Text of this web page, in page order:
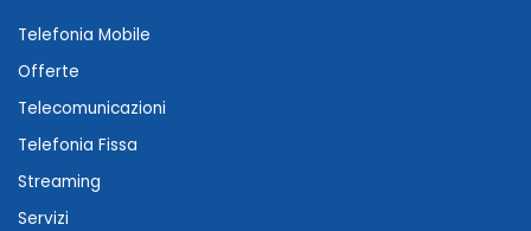
Telefonia Mobile
Offerte
Telecomunicazioni
Telefonia Fissa
Streaming
Servizi